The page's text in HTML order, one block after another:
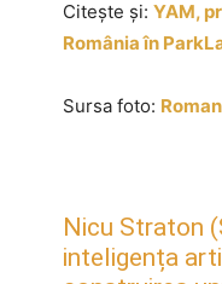
Citește și: YAM,
România în
Sursa foto:
Nicu Straton
inteligența